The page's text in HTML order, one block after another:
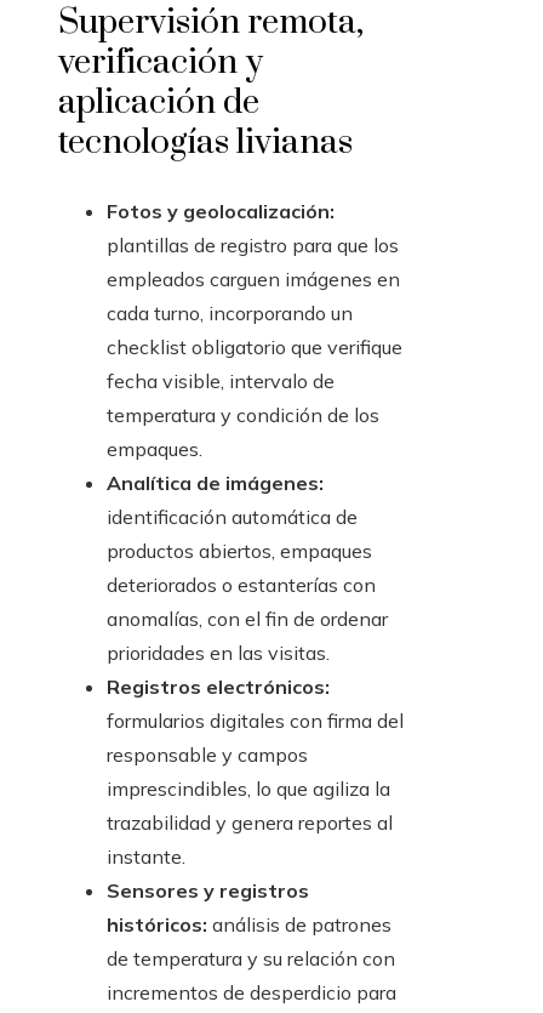
Supervisión remota,
verificación y
aplicación de
tecnologías livianas
Fotos y geolocalización:
plantillas de registro para que los
empleados carguen imágenes en
cada turno, incorporando un
checklist obligatorio que verifique
fecha visible, intervalo de
temperatura y condición de los
empaques.
Analítica de imágenes:
identificación automática de
productos abiertos, empaques
deteriorados o estanterías con
anomalías, con el fin de ordenar
prioridades en las visitas.
Registros electrónicos:
formularios digitales con firma del
responsable y campos
imprescindibles, lo que agiliza la
trazabilidad y genera reportes al
instante.
Sensores y registros
históricos: análisis de patrones
de temperatura y su relación con
incrementos de desperdicio para